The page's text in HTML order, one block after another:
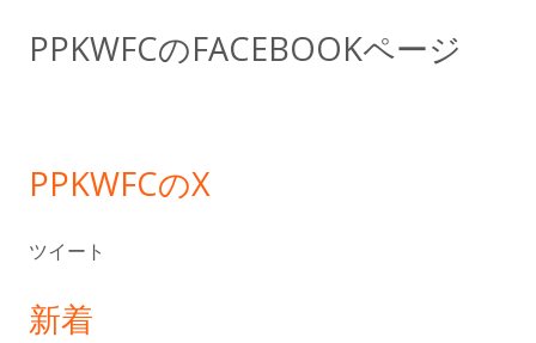
ド
PPKWFCのFACEBOOKページ
PPKWFCのX
ツイート
新着